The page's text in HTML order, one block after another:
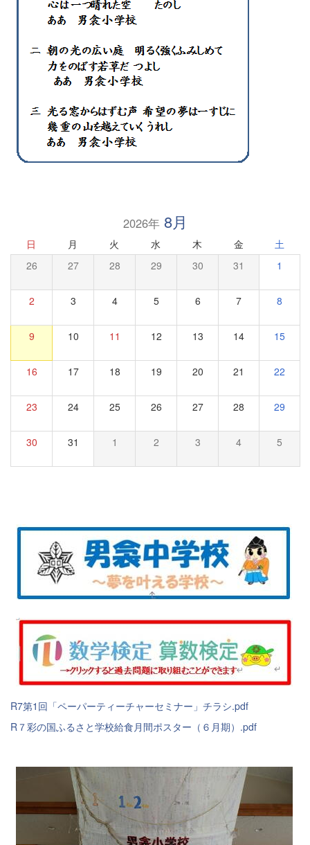
2026年8月
日 月 火 水 木 金 土
26 27 28 29 30 31 1
2 3 4 5 6 7 8
9 10 11 12 13 14 15
16 17 18 19 20 21 22
23 24 25 26 27 28 29
30 31 1 2 3 4 5
R7第1回「ペーパーティーチャーセミナー」チラシ.pdf
R７彩の国ふるさと学校給食月間ポスター（６月期）.pdf